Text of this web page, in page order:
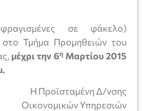
σε φάκελο)
στο Τμήμα Προμηθειών του
μέχρι την 6η Μαρτίου 2015
Η Προϊσταμένη Δ/νσης
Οικονομικών Υπηρεσιών